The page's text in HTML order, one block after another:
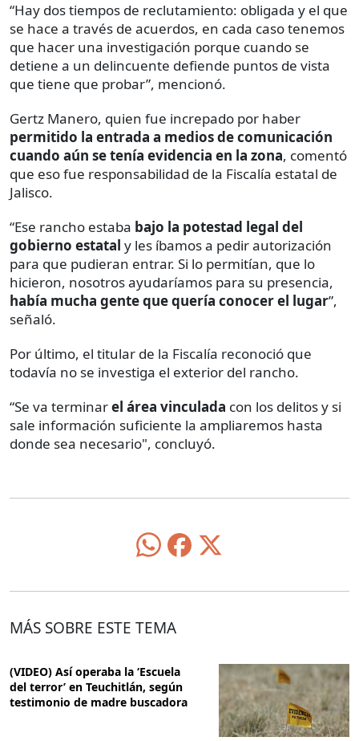
“Hay dos tiempos de reclutamiento: obligada y el que
se hace a través de acuerdos, en cada caso tenemos
que hacer una investigación porque cuando se
detiene a un delincuente defiende puntos de vista
que tiene que probar”, mencionó.
Gertz Manero, quien fue increpado por haber
permitido la entrada a medios de comunicación
cuando aún se tenía evidencia en la zona, comentó
que eso fue responsabilidad de la Fiscalía estatal de
Jalisco.
“Ese rancho estaba bajo la potestad legal del
gobierno estatal y les íbamos a pedir autorización
para que pudieran entrar. Si lo permitían, que lo
hicieron, nosotros ayudaríamos para su presencia,
había mucha gente que quería conocer el lugar”,
señaló.
Por último, el titular de la Fiscalía reconoció que
todavía no se investiga el exterior del rancho.
“Se va terminarel área vinculada con los delitos y si
sale información suficiente la ampliaremos hasta
donde sea necesario", concluyó.
MÁS SOBRE ESTE TEMA
(VIDEO) Así operaba la ‘Escuela
del terror’ en Teuchitlán, según
testimonio de madre buscadora